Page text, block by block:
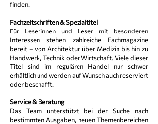
finden.
Fachzeitschriften & Spezialtitel
Für Leserinnen und Leser mit besonderen
Interessen stehen zahlreiche Fachmagazine
bereit – von Architektur über Medizin bis hin zu
Handwerk, Technik oder Wirtschaft. Viele dieser
Titel sind im regulären Handel nur schwer
erhältlich und werden auf Wunsch auch reserviert
oder beschafft.
Service & Beratung
Das Team unterstützt bei der Suche nach
bestimmten Ausgaben, neuen Themenbereichen